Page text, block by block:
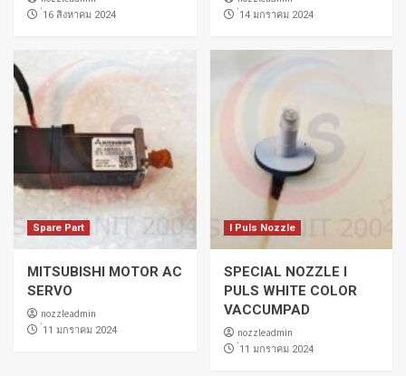
่16 สิงหาคม 2024 ่14 มกราคม 2024
Spare Part
MITSUBISHI MOTOR AC
SERVO
nozzleadmin
่11 มกราคม 2024
I Puls Nozzle
SPECIAL NOZZLE I
PULS WHITE COLOR
VACCUMPAD
nozzleadmin
่11 มกราคม 2024